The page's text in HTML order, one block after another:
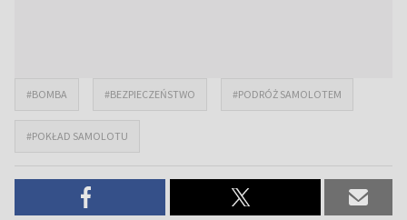
#BOMBA #BEZPIECZEŃSTWO #PODRÓŻ SAMOLOTEM
#POKŁAD SAMOLOTU